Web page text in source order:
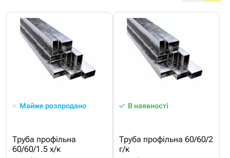
Майже розпродано
Труба профільна
60/60/1.5 х/к
В наявності
Труба профільна 60/60/2
г/к